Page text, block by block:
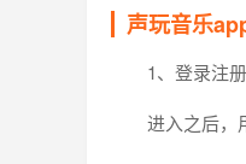
声玩音乐
1、登录注册
进入之后，